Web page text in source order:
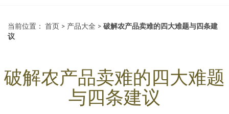
当前位置： 首页 > 产品大全 > 破解农产品卖难的四大难题与四条建
议
破解农产品卖难的四大难题
与四条建议